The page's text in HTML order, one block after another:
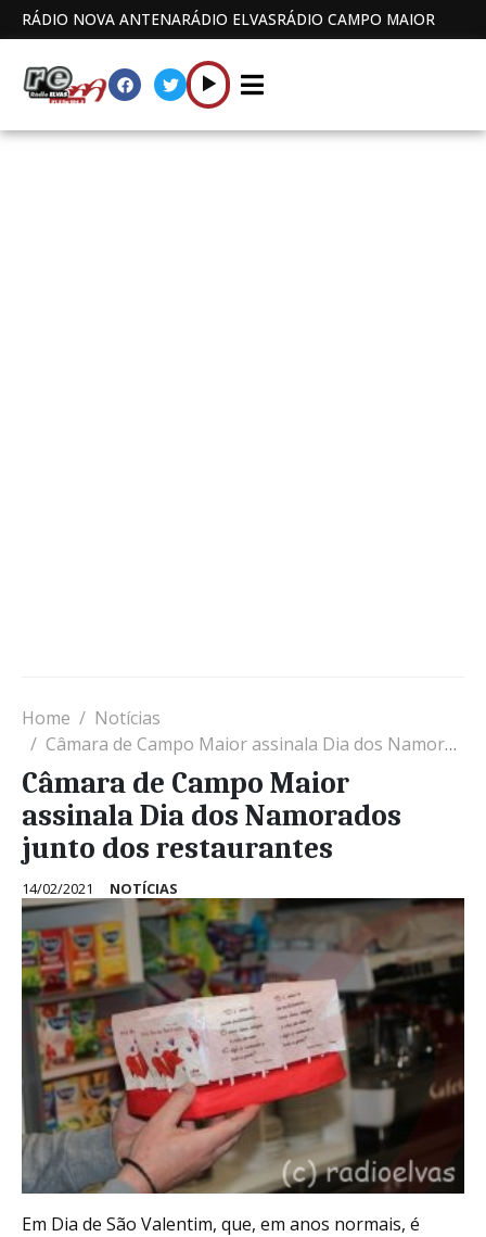
RÁDIO NOVA ANTENARÁDIO ELVASRÁDIO CAMPO MAIOR
Home
Notícias
Câmara de Campo Maior assinala Dia dos Namorados junto dos restaurantes
Câmara de Campo Maior
assinala Dia dos Namorados
junto dos restaurantes
14/02/2021 NOTÍCIAS
Em Dia de São Valentim, que, em anos normais, é